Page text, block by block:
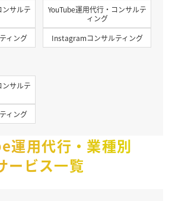
ンサルテ
ィング
YouTube運用代行・コンサルテ
ィング
Instagramコンサルティング
ンサルテ
ィング
運用代行・業種別
ービス一覧